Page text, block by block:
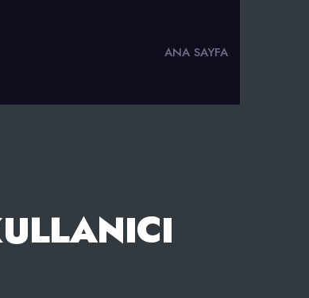
ANA SAYFA